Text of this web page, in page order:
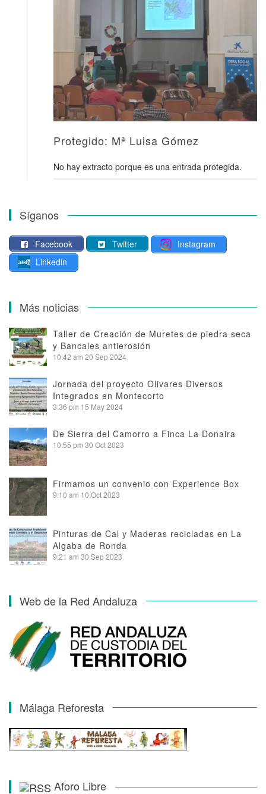
Protegido: Mª Luisa Gómez
No hay extracto porque es una entrada protegida.
Síganos
Facebook Twitter
Instagram
Linkedin
Más noticias
Taller de Creación de Muretes de piedra seca
y Bancales antierosión
10:42 am 20 Sep 2024
Jornada del proyecto Olivares Diversos
Integrados en Montecorto
3:36 pm 15 May 2024
De Sierra del Camorro a Finca La Donaira
10:55 pm 30 Oct 2023
Firmamos un convenio con Experience Box
9:10 am 10 Oct 2023
Pinturas de Cal y Maderas recicladas en La
Algaba de Ronda
9:21 am 30 Sep 2023
Web de la Red Andaluza
Málaga Reforesta
Aforo Libre